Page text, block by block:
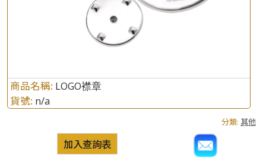
商品名稱: LOGO襟章
貨號: n/a
分類: 其他
加入查詢表